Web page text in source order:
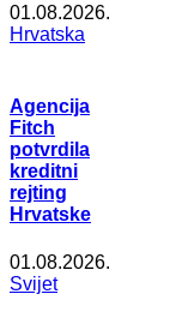
01.08.2026.
Hrvatska
Agencija
Fitch
potvrdila
kreditni
rejting
Hrvatske
01.08.2026.
Svijet